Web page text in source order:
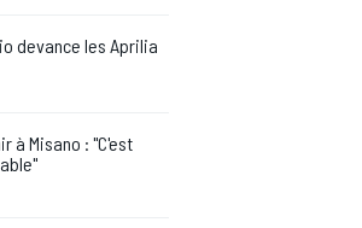
devance les Aprilia
à Misano : "C'est